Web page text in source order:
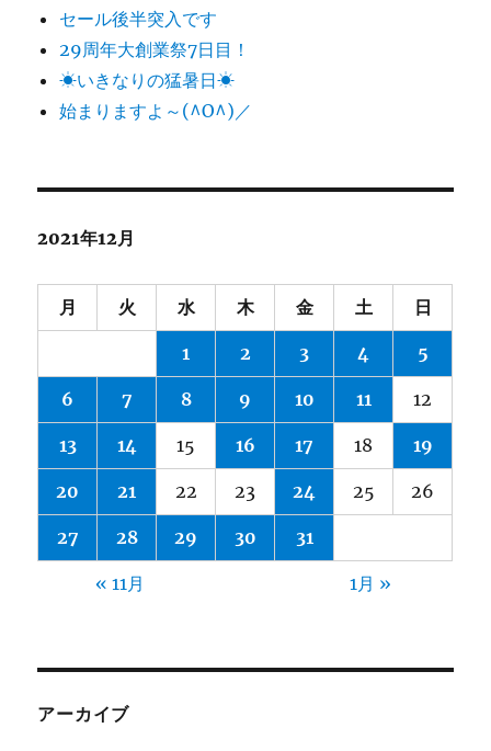
セール後半突入です
29周年大創業祭7日目！
☀いきなりの猛暑日☀
始まりますよ～(^O^)／
2021年12月
月 火 水 木 金 土 日
1 2 3 4 5
6 7 8 9 10 11 12
13 14 15 16 17 18 19
20 21 22 23 24 25 26
27 28 29 30 31
« 11月 1月 »
アーカイブ